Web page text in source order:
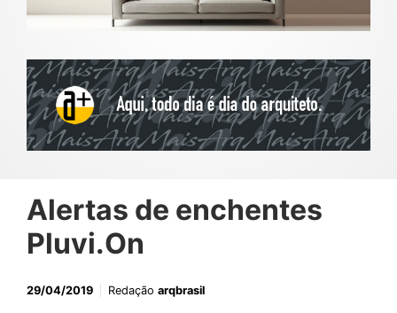
Alertas de enchentes
Pluvi.On
29/04/2019 Redação arqbrasil